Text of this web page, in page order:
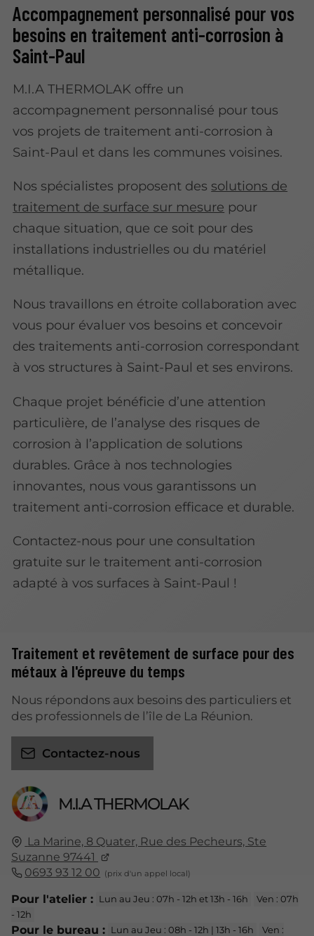
Accompagnement personnalisé pour vos
besoins en traitement anti-corrosion à
Saint-Paul
M.I.A THERMOLAK offre un
accompagnement personnalisé pour tous
vos projets de traitement anti-corrosion à
Saint-Paul et dans les communes voisines.
Nos spécialistes proposent des solutions de
traitement de surface sur mesure pour
chaque situation, que ce soit pour des
installations industrielles ou du matériel
métallique.
Nous travaillons en étroite collaboration avec
vous pour évaluer vos besoins et concevoir
des traitements anti-corrosion correspondant
à vos structures à Saint-Paul et ses environs.
Chaque projet bénéficie d’une attention
particulière, de l’analyse des risques de
corrosion à l’application de solutions
durables. Grâce à nos technologies
innovantes, nous vous garantissons un
traitement anti-corrosion efficace et durable.
Contactez-nous pour une consultation
gratuite sur le traitement anti-corrosion
adapté à vos surfaces à Saint-Paul !
M.I.A THERMOLAK
La Marine, 8 Quater, Rue des Pecheurs, Ste
Suzanne 97441
0693 93 12 00
Pour l'atelier : Lun au Jeu : 07h - 12h et 13h - 16h
Ven : 07h
- 12h
Pour le bureau : Lun au Jeu : 08h - 12h | 13h - 16h Ven :
Traitement et revêtement de surface pour des
métaux à l'épreuve du temps
Nous répondons aux besoins des particuliers et
des professionnels de l’île de La Réunion.
Contactez-nous